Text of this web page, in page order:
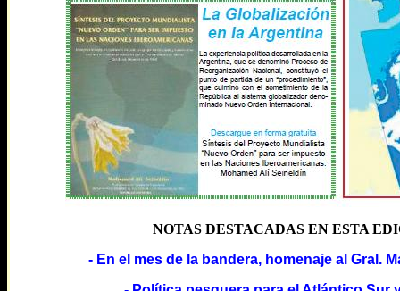
NOTAS DESTACADAS EN ESTA
- En el mes de la bandera, homenaje al Gral.